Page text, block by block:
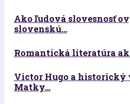
Ako ľudová slovesnosť
slovenskú...
Romantická literatúra
Victor Hugo a historický
Matky...